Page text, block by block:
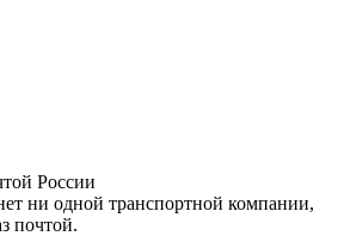
России
ни одной транспортной компании,
почтой.